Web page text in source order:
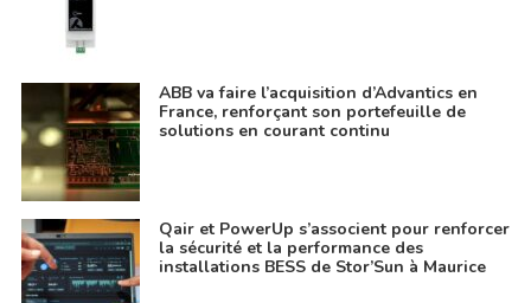
ABB va faire l’acquisition d’Advantics en
France, renforçant son portefeuille de
solutions en courant continu
Qair et PowerUp s’associent pour renforcer
la sécurité et la performance des
installations BESS de Stor’Sun à Maurice